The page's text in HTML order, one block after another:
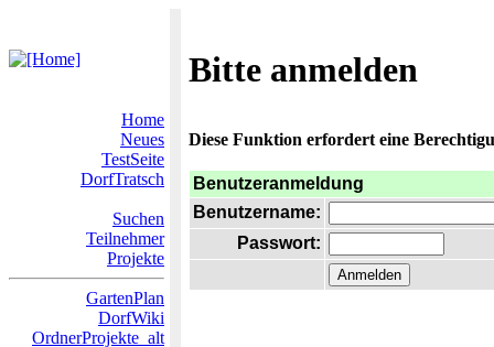
Bitte anmelden
Home
Neues
TestSeite
DorfTratsch
Suchen
Teilnehmer
Projekte
GartenPlan
DorfWiki
OrdnerProjekte_alt
Diese Funktion erfordert eine
Benutzeranmeldung
Benutzername:
Passwort: